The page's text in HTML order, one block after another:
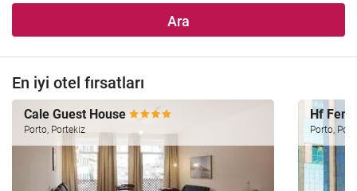
Ara
En iyi otel fırsatları
Cale Guest House
Porto, Portekiz
Hf
Porto,